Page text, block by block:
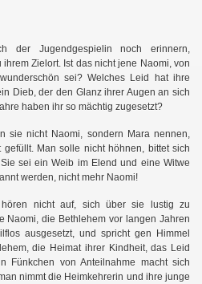
der Jugendgespielin noch erinnern,
Zielort. Ist das nicht jene Naomi, von
sei? Welches Leid hat ihre
Dieb, der den Glanz ihrer Augen an sich
haben ihr so mächtig zugesetzt?
sie nicht Naomi, sondern Mara nennen,
Man solle nicht höhnen, bittet sich
sei ein Weib im Elend und eine Witwe
werden, nicht mehr Naomi!
hören nicht auf, sich über sie lustig zu
Naomi, die Bethlehem vor langen Jahren
ausgesetzt, und spricht gen Himmel
die Heimat ihrer Kindheit, das Leid
Fünkchen von Anteilnahme macht sich
nimmt die Heimkehrerin und ihre junge